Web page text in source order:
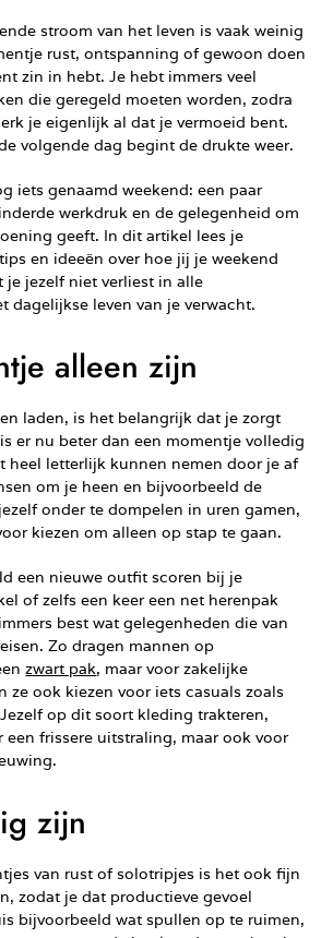
stroom van het leven is vaak weinig
rust, ontspanning of gewoon doen
zin in hebt. Je hebt immers veel
die geregeld moeten worden, zodra
je eigenlijk al dat je vermoeid bent.
volgende dag begint de drukte weer.
iets genaamd weekend: een paar
werkdruk en de gelegenheid om
geeft. In dit artikel lees je
en ideeën over hoe jij je weekend
je jezelf niet verliest in alle
dagelijkse leven van je verwacht.
alleen zijn
laden, is het belangrijk dat je zorgt
er nu beter dan een momentje volledig
heel letterlijk kunnen nemen door je af
om je heen en bijvoorbeeld de
onder te dompelen in uren gamen,
kiezen om alleen op stap te gaan.
een nieuwe outfit scoren bij je
of zelfs een keer een net herenpak
best wat gelegenheden die van
Zo dragen mannen op
zwart pak, maar voor zakelijke
ze ook kiezen voor iets casuals zoals
op dit soort kleding trakteren,
een frissere uitstraling, maar ook voor
zijn
van rust of solotripjes is het ook fijn
zodat je dat productieve gevoel
bijvoorbeeld wat spullen op te ruimen,